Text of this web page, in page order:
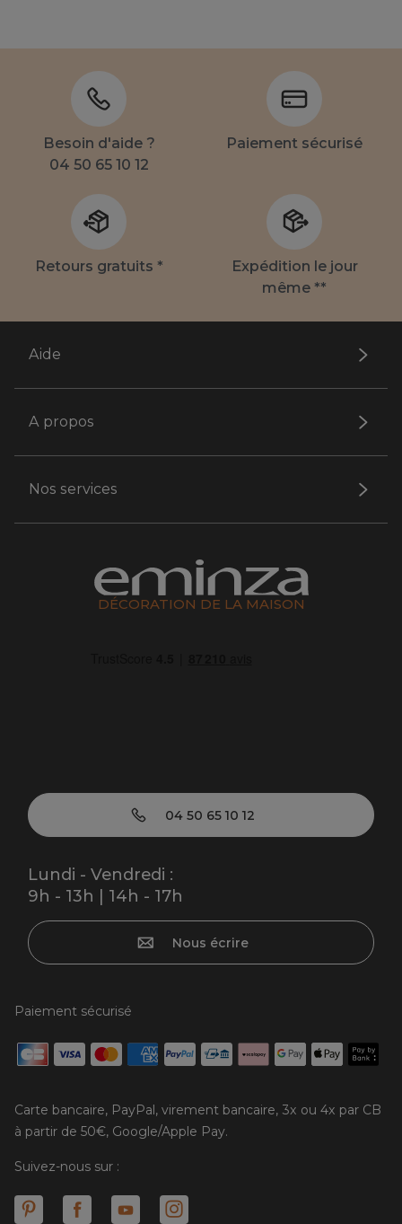
Besoin d'aide ?
04 50 65 10 12
Paiement sécurisé
Retours gratuits *
Expédition le jour
même **
Aide
A propos
Nos services
DÉCORATION DE LA MAISON
04 50 65 10 12
Lundi - Vendredi :
9h - 13h | 14h - 17h
Nous écrire
Paiement sécurisé
Carte bancaire, PayPal, virement bancaire, 3x ou 4x par CB
à partir de 50€, Google/Apple Pay.
Suivez-nous sur :